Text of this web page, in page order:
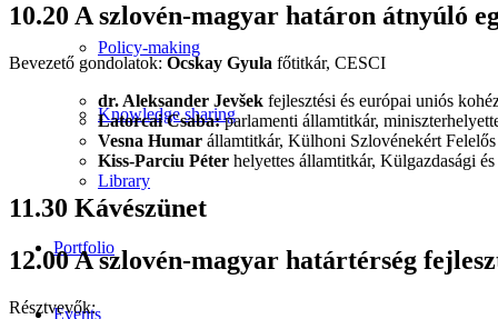
Policy-making
Knowledge sharing
Library
Portfolio
Events
10.20 A szlovén-magyar határon átnyúló
Bevezető gondolatok: Ocskay Gyula főtitkár, CESCI
dr. Aleksander Jevšek fejlesztési és európai uniós
Latorcai Csaba:parlamenti államtitkár,
Vesna Humar államtitkár, Külhoni Szlovénekért
Kiss-Parciu Péter helyettes államtitkár, Külgazdasági
11.30 Kávészünet
12.00 A szlovén-magyar határtérség
Résztvevők: